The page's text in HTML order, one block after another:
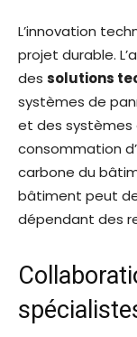
L’innovation
projet durable.
des solutions
systèmes de
et des systèmes
consommation
carbone du
bâtiment peut
dépendant des